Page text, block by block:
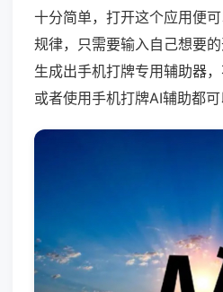
十分简单，打开这个应用便
规律，只需要输入自己想要
生成出手机打牌专用辅助器
或者使用手机打牌AI辅助都可